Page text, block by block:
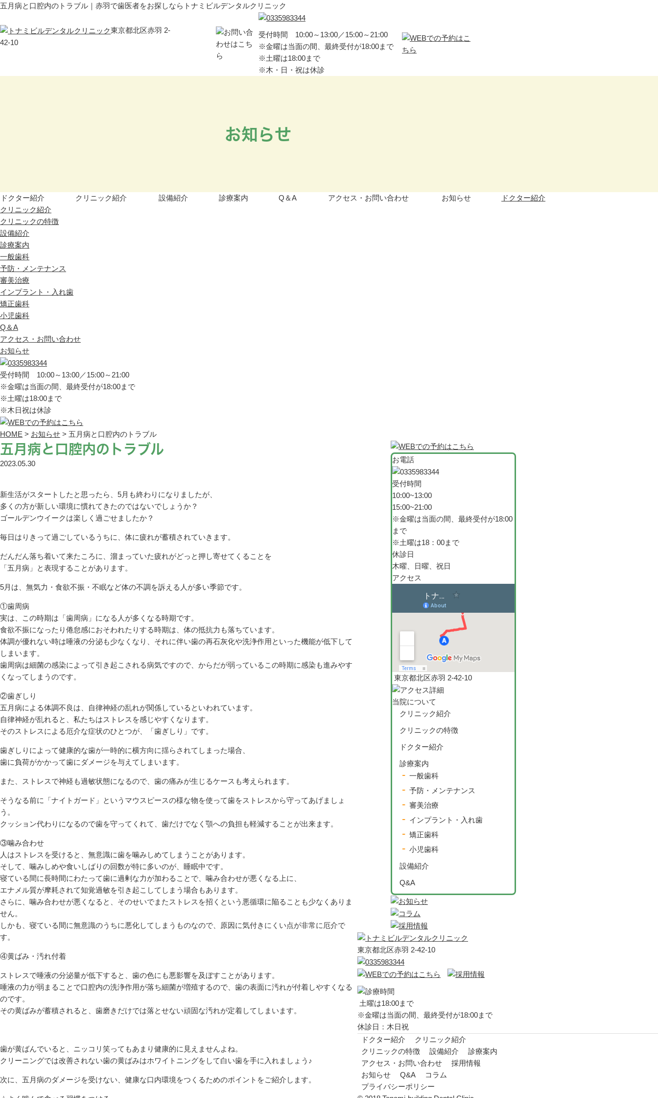
五月病と口腔内のトラブル｜赤羽で歯医者をお探しならトナミビルデンタルクリニック
東京都北区赤羽 2-
42-10
受付時間 10:00～13:00／15:00～21:00
※金曜は当面の間、最終受付が18:00まで
※土曜は18:00まで
※木・日・祝は休診
お知らせ
ドクター紹介 クリニック紹介 設備紹介 診療案内 Q＆A アクセス・お問い合わせ お知らせ
ドクター紹介
クリニック紹介
クリニックの特徴
設備紹介
診療案内
一般歯科
予防・メンテナンス
審美治療
インプラント・入れ歯
矯正歯科
小児歯科
Q＆A
アクセス・お問い合わせ
お知らせ
受付時間 10:00～13:00／15:00～21:00
※金曜は当面の間、最終受付が18:00まで
※土曜は18:00まで
※木日祝は休診
HOME > お知らせ > 五月病と口腔内のトラブル
五月病と口腔内のトラブル
2023.05.30
新生活がスタートしたと思ったら、5月も終わりになりましたが、
多くの方が新しい環境に慣れてきたのではないでしょうか？
ゴールデンウイークは楽しく過ごせましたか？
毎日はりきって過ごしているうちに、体に疲れが蓄積されていきます。
だんだん落ち着いて来たころに、溜まっていた疲れがどっと押し寄せてくることを
「五月病」と表現することがあります。
5月は、無気力・食欲不振・不眠など体の不調を訴える人が多い季節です。
①歯周病
実は、この時期は「歯周病」になる人が多くなる時期です。
食欲不振になったり倦怠感におそわれたりする時期は、体の抵抗力も落ちています。
体調が優れない時は唾液の分泌も少なくなり、それに伴い歯の再石灰化や洗浄作用といった機能が低下して
しまいます。
歯周病は細菌の感染によって引き起こされる病気ですので、からだが弱っているこの時期に感染も進みやす
くなってしまうのです。
②歯ぎしり
五月病による体調不良は、自律神経の乱れが関係しているといわれています。
自律神経が乱れると、私たちはストレスを感じやすくなります。
そのストレスによる厄介な症状のひとつが、「歯ぎしり」です。
歯ぎしりによって健康的な歯が一時的に横方向に揺らされてしまった場合、
歯に負荷がかかって歯にダメージを与えてしまいます。
また、ストレスで神経も過敏状態になるので、歯の痛みが生じるケースも考えられます。
そうなる前に「ナイトガード」というマウスピースの様な物を使って歯をストレスから守ってあげましょ
う。
クッション代わりになるので歯を守ってくれて、歯だけでなく顎への負担も軽減することが出来ます。
③噛み合わせ
人はストレスを受けると、無意識に歯を噛みしめてしまうことがあります。
そして、噛みしめや食いしばりの回数が特に多いのが、睡眠中です。
寝ている間に長時間にわたって歯に過剰な力が加わることで、噛み合わせが悪くなる上に、
エナメル質が摩耗されて知覚過敏を引き起こしてしまう場合もあります。
さらに、噛み合わせが悪くなると、そのせいでまたストレスを招くという悪循環に陥ることも少なくありま
せん。
しかも、寝ている間に無意識のうちに悪化してしまうものなので、原因に気付きにくい点が非常に厄介で
す。
④黄ばみ・汚れ付着
ストレスで唾液の分泌量が低下すると、歯の色にも悪影響を及ぼすことがあります。
唾液の力が弱まることで口腔内の洗浄作用が落ち細菌が増殖するので、歯の表面に汚れが付着しやすくなる
のです。
その黄ばみが蓄積されると、歯磨きだけでは落とせない頑固な汚れが定着してしまいます。
歯が黄ばんでいると、ニッコリ笑ってもあまり健康的に見えませんよね。
クリーニングでは改善されない歯の黄ばみはホワイトニングをして白い歯を手に入れましょう♪
次に、五月病のダメージを受けない、健康な口内環境をつくるためのポイントをご紹介します。
お電話
受付時間
10:00~13:00
15:00~21:00
※金曜は当面の間、最終受付が18:00
まで
※土曜は18：00まで
休診日
木曜、日曜、祝日
アクセス
東京都北区赤羽 2-42-10
当院について
クリニック紹介
クリニックの特徴
ドクター紹介
診療案内
一般歯科
予防・メンテナンス
審美治療
インプラント・入れ歯
矯正歯科
小児歯科
設備紹介
Q&A
東京都北区赤羽 2-42-10
土曜は18:00まで
※金曜は当面の間、最終受付が18:00まで
休診日：木日祝
ドクター紹介
クリニック紹介
クリニックの特徴
設備紹介
診療案内
アクセス・お問い合わせ
採用情報
お知らせ
Q&A
コラム
プライバシーポリシー